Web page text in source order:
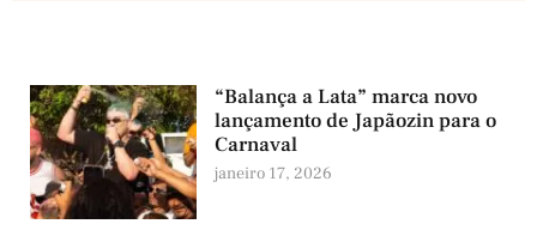
“Balança a Lata” marca novo
lançamento de Japãozin para o
Carnaval
janeiro 17, 2026